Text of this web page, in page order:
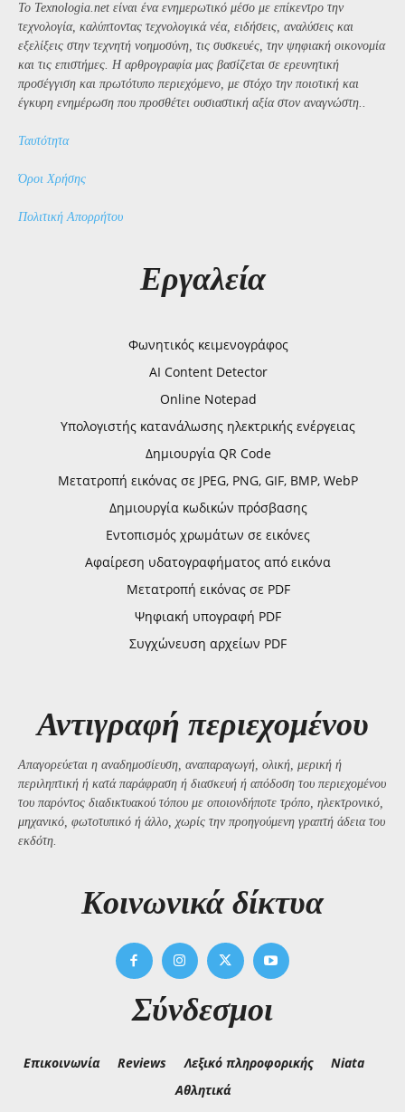
Το Texnologia.net είναι ένα ενημερωτικό μέσο με επίκεντρο την
τεχνολογία, καλύπτοντας τεχνολογικά νέα, ειδήσεις, αναλύσεις και
εξελίξεις στην τεχνητή νοημοσύνη, τις συσκευές, την ψηφιακή οικονομία
και τις επιστήμες. Η αρθρογραφία μας βασίζεται σε ερευνητική
προσέγγιση και πρωτότυπο περιεχόμενο, με στόχο την ποιοτική και
έγκυρη ενημέρωση που προσθέτει ουσιαστική αξία στον αναγνώστη..
Ταυτότητα
Όροι Χρήσης
Πολιτική Απορρήτου
Εργαλεία
Φωνητικός κειμενογράφος
AI Content Detector
Online Notepad
Υπολογιστής κατανάλωσης ηλεκτρικής ενέργειας
Δημιουργία QR Code
Μετατροπή εικόνας σε JPEG, PNG, GIF, BMP, WebP
Δημιουργία κωδικών πρόσβασης
Εντοπισμός χρωμάτων σε εικόνες
Αφαίρεση υδατογραφήματος από εικόνα
Μετατροπή εικόνας σε PDF
Ψηφιακή υπογραφή PDF
Συγχώνευση αρχείων PDF
Αντιγραφή περιεχομένου
Απαγορεύεται η αναδημοσίευση, αναπαραγωγή, ολική, μερική ή
περιληπτική ή κατά παράφραση ή διασκευή ή απόδοση του περιεχομένου
του παρόντος διαδικτυακού τόπου με οποιονδήποτε τρόπο, ηλεκτρονικό,
μηχανικό, φωτοτυπικό ή άλλο, χωρίς την προηγούμενη γραπτή άδεια του
εκδότη.
Kοινωνικά δίκτυα
Σύνδεσμοι
Επικοινωνία Reviews Λεξικό πληροφορικής
Niata
Αθλητικά